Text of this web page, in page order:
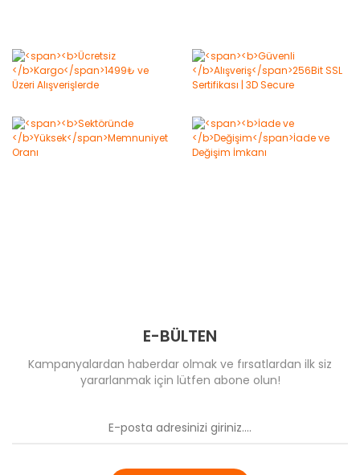
E-BÜLTEN
Kampanyalardan haberdar olmak ve fırsatlardan ilk siz
yararlanmak için lütfen abone olun!